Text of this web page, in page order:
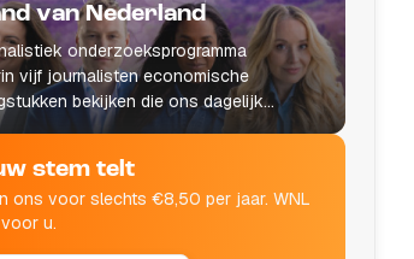
van Nederland
onderzoeksprogramma
vijf journalisten economische
bekijken die ons dagelijks
raken.
stem telt
ons voor slechts €8,50 per jaar. WNL
u.